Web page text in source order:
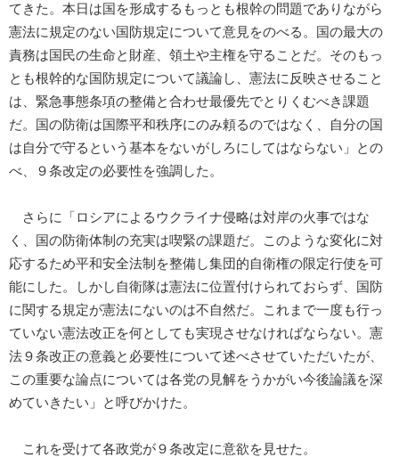
てきた。本日は国を形成するもっとも根幹の問題でありながら
憲法に規定のない国防規定について意見をのべる。国の最大の
責務は国民の生命と財産、領土や主権を守ることだ。そのもっ
とも根幹的な国防規定について議論し、憲法に反映させること
は、緊急事態条項の整備と合わせ最優先でとりくむべき課題
だ。国の防衛は国際平和秩序にのみ頼るのではなく、自分の国
は自分で守るという基本をないがしろにしてはならない」との
べ、９条改定の必要性を強調した。
さらに「ロシアによるウクライナ侵略は対岸の火事ではな
く、国の防衛体制の充実は喫緊の課題だ。このような変化に対
応するため平和安全法制を整備し集団的自衛権の限定行使を可
能にした。しかし自衛隊は憲法に位置付けられておらず、国防
に関する規定が憲法にないのは不自然だ。これまで一度も行っ
ていない憲法改正を何としても実現させなければならない。憲
法９条改正の意義と必要性について述べさせていただいたが、
この重要な論点については各党の見解をうかがい今後論議を深
めていきたい」と呼びかけた。
これを受けて各政党が９条改定に意欲を見せた。